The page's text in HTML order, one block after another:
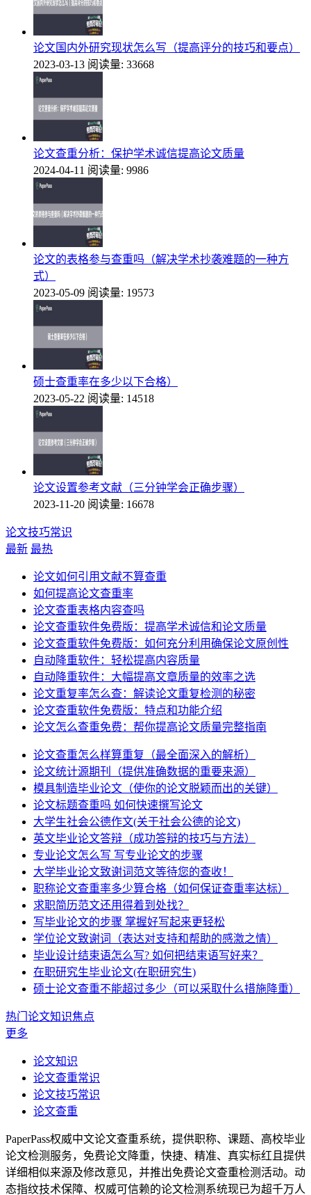
论文国内外研究现状怎么写（提高评分的技巧和要点）
2023-03-13 阅读量: 33668
论文查重分析：保护学术诚信提高论文质量
2024-04-11 阅读量: 9986
论文的表格参与查重吗（解决学术抄袭难题的一种方
式）
2023-05-09 阅读量: 19573
硕士查重率在多少以下合格）
2023-05-22 阅读量: 14518
论文设置参考文献（三分钟学会正确步骤）
2023-11-20 阅读量: 16678
论文技巧常识
最新 最热
论文如何引用文献不算查重
如何提高论文查重率
论文查重表格内容查吗
论文查重软件免费版：提高学术诚信和论文质量
论文查重软件免费版：如何充分利用确保论文原创性
自动降重软件：轻松提高内容质量
自动降重软件：大幅提高文章质量的效率之选
论文重复率怎么查：解读论文重复检测的秘密
论文查重软件免费版：特点和功能介绍
论文怎么查重免费：帮你提高论文质量完整指南
论文查重怎么样算重复（最全面深入的解析）
论文统计源期刊（提供准确数据的重要来源）
模具制造毕业论文（使你的论文脱颖而出的关键）
论文标题查重吗 如何快速撰写论文
大学生社会公德作文(关于社会公德的论文)
英文毕业论文答辩（成功答辩的技巧与方法）
专业论文怎么写 写专业论文的步骤
大学毕业论文致谢词范文等待您的查收！
职称论文查重率多少算合格（如何保证查重率达标）
求职简历范文还用得着到处找？
写毕业论文的步骤 掌握好写起来更轻松
学位论文致谢词（表达对支持和帮助的感激之情）
毕业设计结束语怎么写? 如何把结束语写好来？
在职研究生毕业论文(在职研究生)
硕士论文查重不能超过多少（可以采取什么措施降重）
热门论文知识焦点
更多
论文知识
论文查重常识
论文技巧常识
论文查重
PaperPass权威中文论文查重系统，提供职称、课题、高校毕业
论文检测服务，免费论文降重，快捷、精准、真实标红且提供
详细相似来源及修改意见，并推出免费论文查重检测活动。动
态指纹技术保障、权威可信赖的论文检测系统现已为超千万人